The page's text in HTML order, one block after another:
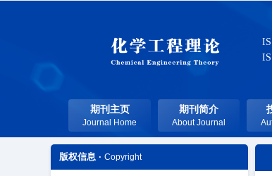
期刊主页
Journal Home
期刊简介
About Journal
版权信息 · Copyright